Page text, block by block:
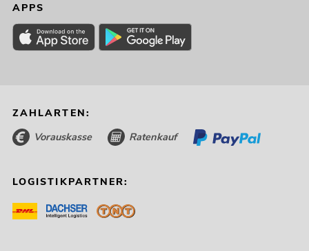
APPS
ZAHLARTEN:
Vorauskasse Ratenkauf
LOGISTIKPARTNER: